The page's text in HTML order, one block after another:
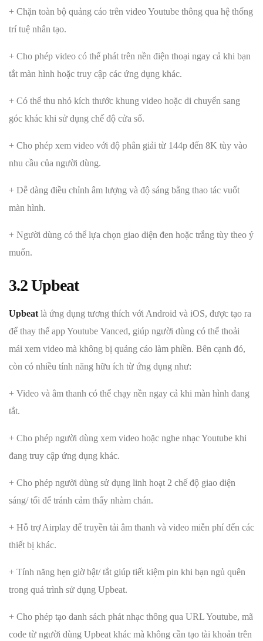
+ Chặn toàn bộ quảng cáo trên video Youtube thông qua hệ thống
trí tuệ nhân tạo.
+ Cho phép video có thể phát trên nền điện thoại ngay cả khi bạn
tắt màn hình hoặc truy cập các ứng dụng khác.
+ Có thể thu nhỏ kích thước khung video hoặc di chuyển sang
góc khác khi sử dụng chế độ cửa sổ.
+ Cho phép xem video với độ phân giải từ 144p đến 8K tùy vào
nhu cầu của người dùng.
+ Dễ dàng điều chỉnh âm lượng và độ sáng bằng thao tác vuốt
màn hình.
+ Người dùng có thể lựa chọn giao diện đen hoặc trắng tùy theo ý
muốn.
3.2Upbeat
Upbeat là ứng dụng tương thích với Android và iOS, được tạo ra
để thay thế app Youtube Vanced, giúp người dùng có thể thoải
mái xem video mà không bị quảng cáo làm phiền. Bên cạnh đó,
còn có nhiều tính năng hữu ích từ ứng dụng như:
+ Video và âm thanh có thể chạy nền ngay cả khi màn hình đang
tắt.
+ Cho phép người dùng xem video hoặc nghe nhạc Youtube khi
đang truy cập ứng dụng khác.
+ Cho phép người dùng sử dụng linh hoạt 2 chế độ giao diện
sáng/ tối để tránh cảm thấy nhàm chán.
+ Hỗ trợ Airplay để truyền tải âm thanh và video miễn phí đến các
thiết bị khác.
+ Tính năng hẹn giờ bật/ tắt giúp tiết kiệm pin khi bạn ngủ quên
trong quá trình sử dụng Upbeat.
+ Cho phép tạo danh sách phát nhạc thông qua URL Youtube, mã
code từ người dùng Upbeat khác mà không cần tạo tài khoản trên